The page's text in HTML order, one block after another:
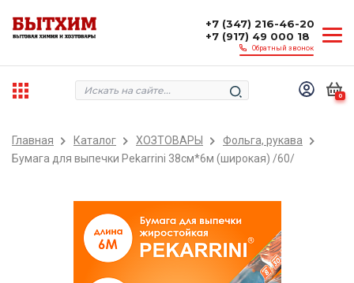
+7 (347) 216-46-20
+7 (917) 49 000 18
Обратный звонок
0
Главная Каталог ХОЗТОВАРЫ
Фольга, рукава
Бумага для выпечки Pekarrini 38см*6м (широкая) /60/